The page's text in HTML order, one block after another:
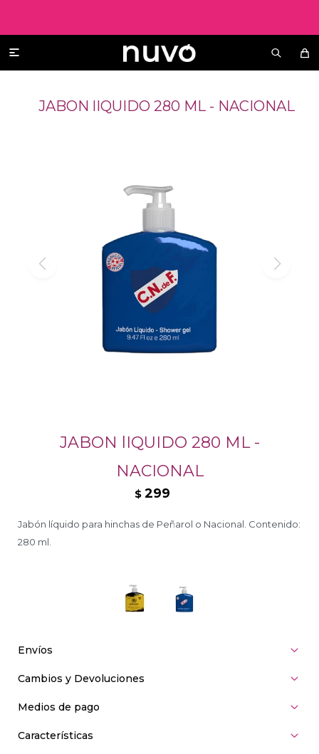

JABON lIQUIDO 280 ML - NACIONAL
JABON lIQUIDO 280 ML -
NACIONAL
$ 299
Jabón líquido para hinchas de Peñarol o Nacional. Contenido:
280 ml.
Envíos
Cambios y Devoluciones
Medios de pago
Características